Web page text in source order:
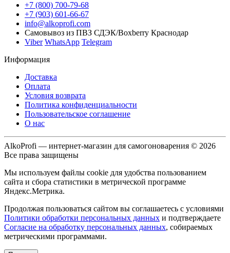
+7 (800) 700-79-68
+7 (903) 601-66-67
info@alkoprofi.com
Самовывоз из ПВЗ СДЭК/Boxberry Краснодар
Viber WhatsApp Telegram
Информация
Доставка
Оплата
Условия возврата
Политика конфиденциальности
Пользовательское соглашение
О нас
AlkoProfi — интернет-магазин для самогоноварения © 2026
Все права защищены
Мы используем файлы cookie для удобства пользованием
сайта и сбора статистики в метрической программе
Яндекс.Метрика.
Продолжая пользоваться сайтом вы соглашаетесь с условиями
Политики обработки персональных данных и подтверждаете
Согласие на обработку персональных данных, собираемых
метрическими программами.